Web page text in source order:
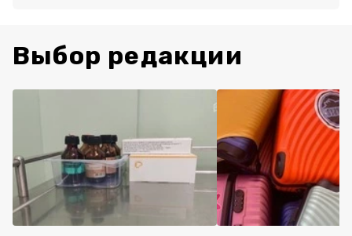
Выбор редакции